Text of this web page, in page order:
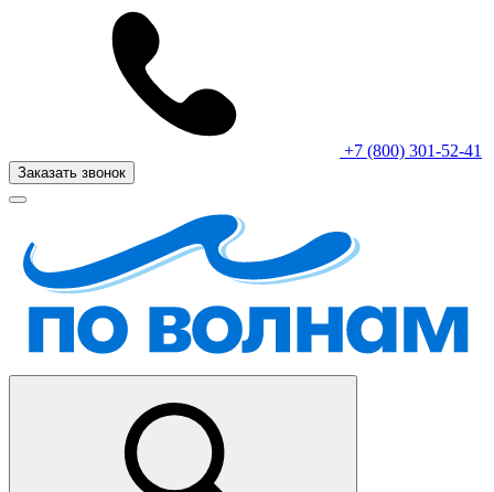
+7 (800) 301-52-41
Заказать звонок